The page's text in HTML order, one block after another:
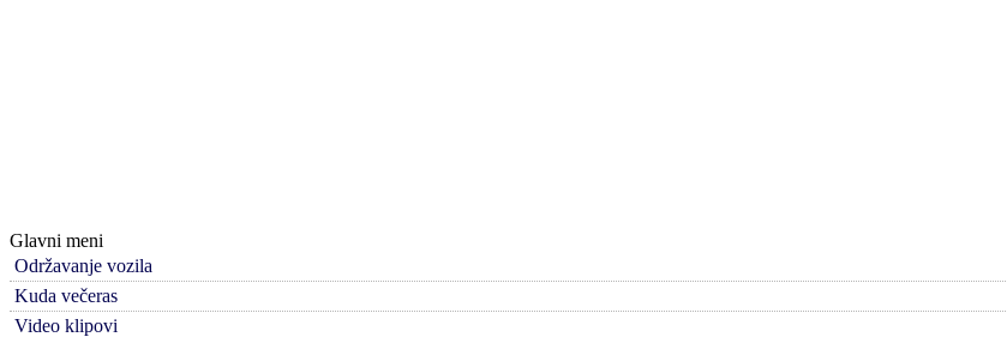
Glavni meni
Održavanje vozila
Kuda večeras
Video klipovi